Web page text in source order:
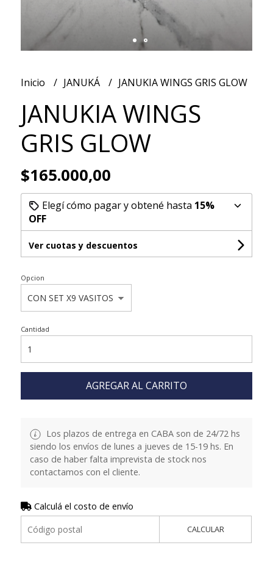
Inicio JANUKÁ JANUKIA WINGS GRIS GLOW
JANUKIA WINGS
GRIS GLOW
$165.000,00
Elegí cómo pagar y obtené hasta 15%
OFF
Ver cuotas y descuentos
Opcion
Cantidad
AGREGAR AL CARRITO
Los plazos de entrega en CABA son de 24/72 hs
siendo los envíos de lunes a jueves de 15-19 hs. En
caso de haber falta imprevista de stock nos
contactamos con el cliente.
Calculá el costo de envío
CALCULAR